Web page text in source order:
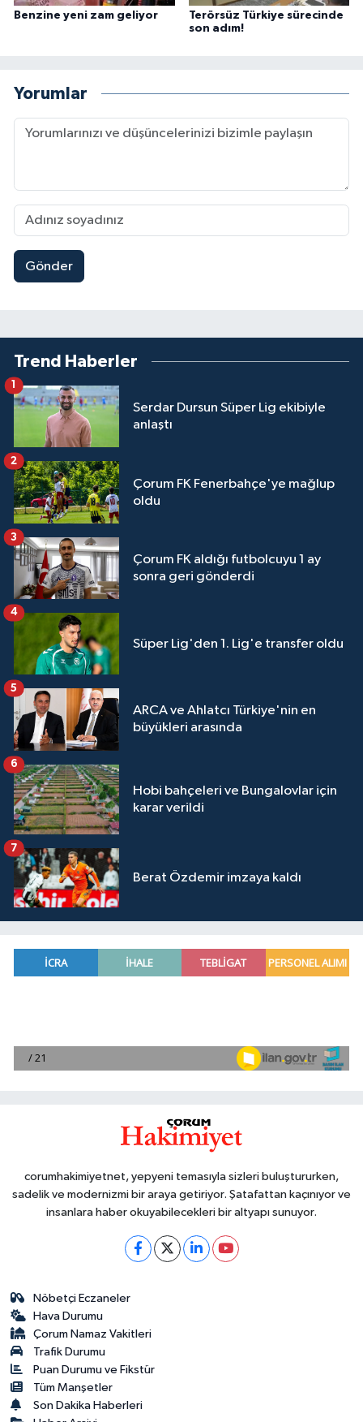
Benzine yeni zam geliyor
Terörsüz Türkiye sürecinde
son adım!
Yorumlar
Gönder
Trend Haberler
Serdar Dursun Süper Lig ekibiyle
anlaştı
1
Çorum FK Fenerbahçe'ye mağlup
oldu
2
Çorum FK aldığı futbolcuyu 1 ay
sonra geri gönderdi
3
Süper Lig'den 1. Lig'e transfer oldu
4
ARCA ve Ahlatcı Türkiye'nin en
büyükleri arasında
5
Hobi bahçeleri ve Bungalovlar için
karar verildi
6
Berat Özdemir imzaya kaldı
7
corumhakimiyetnet, yepyeni temasıyla sizleri buluştururken,
sadelik ve modernizmi bir araya getiriyor. Şatafattan kaçınıyor ve
insanlara haber okuyabilecekleri bir altyapı sunuyor.
Nöbetçi Eczaneler
Hava Durumu
Çorum Namaz Vakitleri
Trafik Durumu
Puan Durumu ve Fikstür
Tüm Manşetler
Son Dakika Haberleri